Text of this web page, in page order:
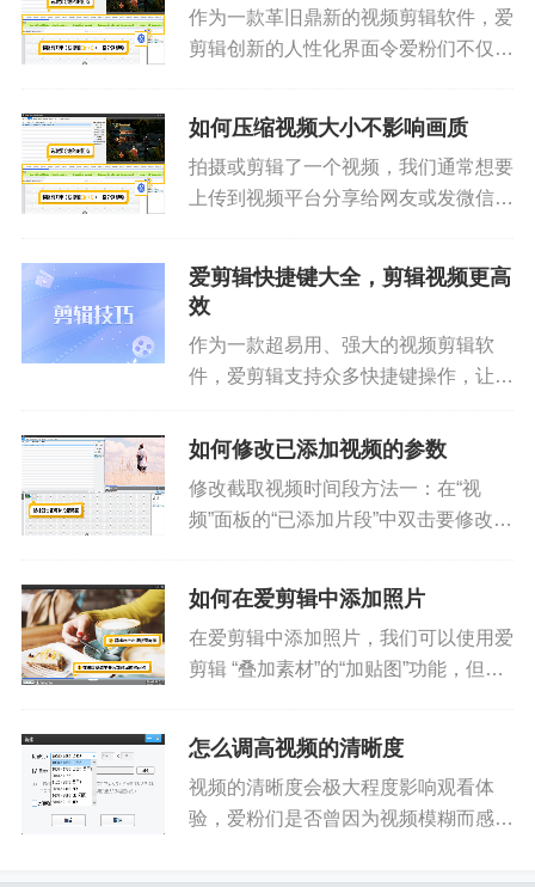
作为一款革旧鼎新的视频剪辑软件，爱
剪辑创新的人性化界面令爱粉们不仅能
度、运行速度也使爱粉们视频剪辑过程
更加快速、得心应手！按照如下步...
如何压缩视频大小不影响画质
拍摄或剪辑了一个视频，我们通常想要
上传到视频平台分享给网友或发微信分
做到不影响画质呢？下面就跟着小爱了
解压缩视频大小又不影响画质的秘...
爱剪辑快捷键大全，剪辑视频更高
效
作为一款超易用、强大的视频剪辑软
件，爱剪辑支持众多快捷键操作，让爱
打造精美视频！小爱已经帮大家整理好
学习和收藏吧！通用Tab&nbs...
如何修改已添加视频的参数
修改截取视频时间段方法一：在“视
频”面板的“已添加片段”中双击要修改的
改。图1：双击视频片段缩略图图2：
修改截取视频时间段方法二...
如何在爱剪辑中添加照片
在爱剪辑中添加照片，我们可以使用爱
剪辑 “叠加素材”的“加贴图”功能，但爱
可以使用国内发展十多年的老牌电子相
册制作软件《数码大师》实...
怎么调高视频的清晰度
视频的清晰度会极大程度影响观看体
验，爱粉们是否曾因为视频模糊而感到
调高视频清晰度的方法，简单几步即可